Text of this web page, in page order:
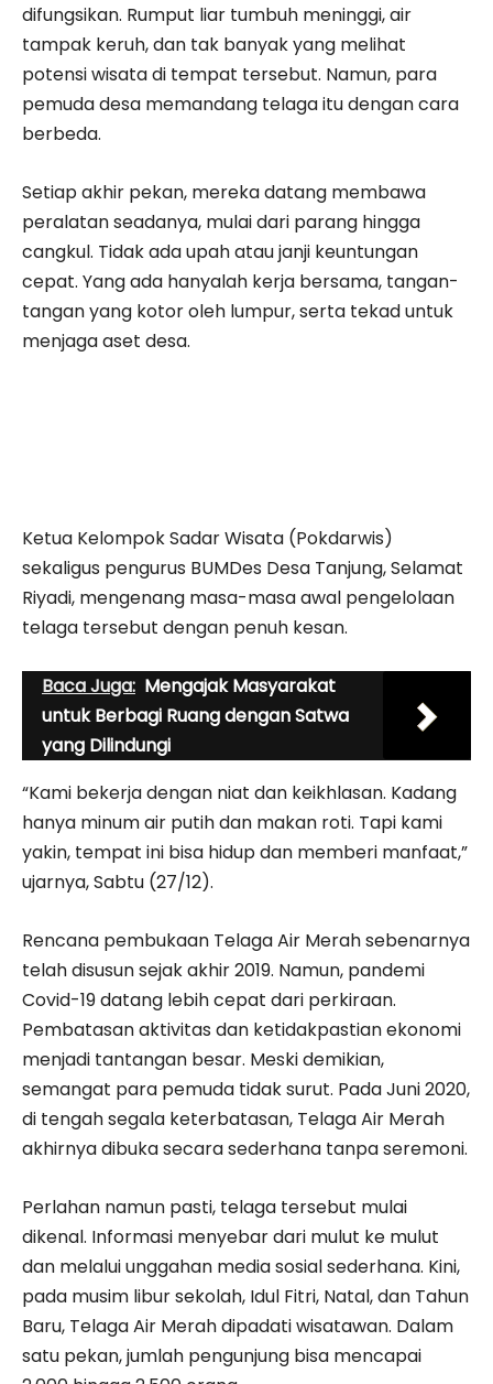
difungsikan. Rumput liar tumbuh meninggi, air
tampak keruh, dan tak banyak yang melihat
potensi wisata di tempat tersebut. Namun, para
pemuda desa memandang telaga itu dengan cara
berbeda.
Setiap akhir pekan, mereka datang membawa
peralatan seadanya, mulai dari parang hingga
cangkul. Tidak ada upah atau janji keuntungan
cepat. Yang ada hanyalah kerja bersama, tangan-
tangan yang kotor oleh lumpur, serta tekad untuk
menjaga aset desa.
Ketua Kelompok Sadar Wisata (Pokdarwis)
sekaligus pengurus BUMDes Desa Tanjung, Selamat
Riyadi, mengenang masa-masa awal pengelolaan
telaga tersebut dengan penuh kesan.
Baca Juga: Mengajak Masyarakat
untuk Berbagi Ruang dengan Satwa
yang Dilindungi
“Kami bekerja dengan niat dan keikhlasan. Kadang
hanya minum air putih dan makan roti. Tapi kami
yakin, tempat ini bisa hidup dan memberi manfaat,”
ujarnya, Sabtu (27/12).
Rencana pembukaan Telaga Air Merah sebenarnya
telah disusun sejak akhir 2019. Namun, pandemi
Covid-19 datang lebih cepat dari perkiraan.
Pembatasan aktivitas dan ketidakpastian ekonomi
menjadi tantangan besar. Meski demikian,
semangat para pemuda tidak surut. Pada Juni 2020,
di tengah segala keterbatasan, Telaga Air Merah
akhirnya dibuka secara sederhana tanpa seremoni.
Perlahan namun pasti, telaga tersebut mulai
dikenal. Informasi menyebar dari mulut ke mulut
dan melalui unggahan media sosial sederhana. Kini,
pada musim libur sekolah, Idul Fitri, Natal, dan Tahun
Baru, Telaga Air Merah dipadati wisatawan. Dalam
satu pekan, jumlah pengunjung bisa mencapai